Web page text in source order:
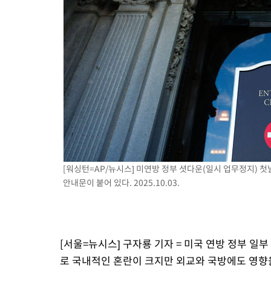
[워싱턴=AP/뉴시스] 미연방 정부 셧다운(일시 업무정지)
안내문이 붙어 있다. 2025.10.03.
[서울=뉴시스] 구자룡 기자 = 미국 연방 정부 일
로 국내적인 혼란이 크지만 외교와 국방에도 영